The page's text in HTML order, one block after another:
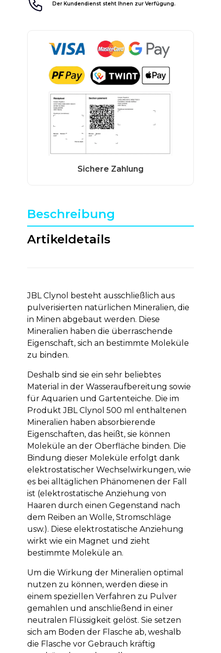
Der Kundendienst steht Ihnen zur Verfügung.
Beschreibung
Artikeldetails
JBL Clynol besteht ausschließlich aus
pulverisierten natürlichen Mineralien, die
in Minen abgebaut werden. Diese
Mineralien haben die überraschende
Eigenschaft, sich an bestimmte Moleküle
zu binden.
Deshalb sind sie ein sehr beliebtes
Material in der Wasseraufbereitung sowie
für Aquarien und Gartenteiche. Die im
Produkt JBL Clynol 500 ml enthaltenen
Mineralien haben absorbierende
Eigenschaften, das heißt, sie können
Moleküle an der Oberfläche binden. Die
Bindung dieser Moleküle erfolgt dank
elektrostatischer Wechselwirkungen, wie
es bei alltäglichen Phänomenen der Fall
ist (elektrostatische Anziehung von
Haaren durch einen Gegenstand nach
dem Reiben an Wolle, Stromschläge
usw.). Diese elektrostatische Anziehung
wirkt wie ein Magnet und zieht
bestimmte Moleküle an.
Um die Wirkung der Mineralien optimal
nutzen zu können, werden diese in
einem speziellen Verfahren zu Pulver
gemahlen und anschließend in einer
neutralen Flüssigkeit gelöst. Sie setzen
sich am Boden der Flasche ab, weshalb
die Flasche vor Gebrauch kräftig